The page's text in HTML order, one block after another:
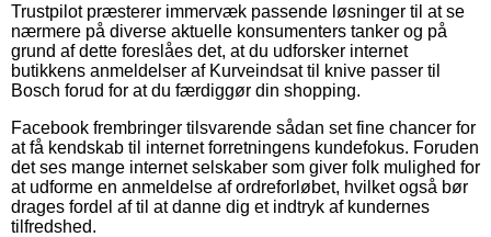
Trustpilot præsterer immervæk passende løsninger til at se
nærmere på diverse aktuelle konsumenters tanker og på
grund af dette foreslåes det, at du udforsker internet
butikkens anmeldelser af Kurveindsat til knive passer til
Bosch forud for at du færdiggør din shopping.
Facebook frembringer tilsvarende sådan set fine chancer for
at få kendskab til internet forretningens kundefokus. Foruden
det ses mange internet selskaber som giver folk mulighed for
at udforme en anmeldelse af ordreforløbet, hvilket også bør
drages fordel af til at danne dig et indtryk af kundernes
tilfredshed.